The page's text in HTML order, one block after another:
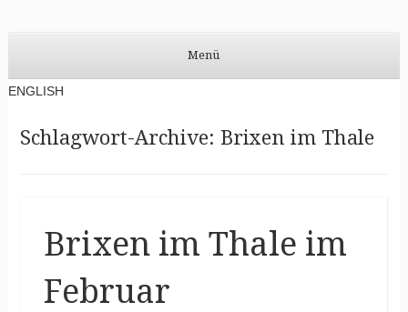
PETERsBLOG
Menü
Zum Inhalt springen
ENGLISH
Schlagwort-Archive: Brixen im Thale
Brixen im Thale im
Februar